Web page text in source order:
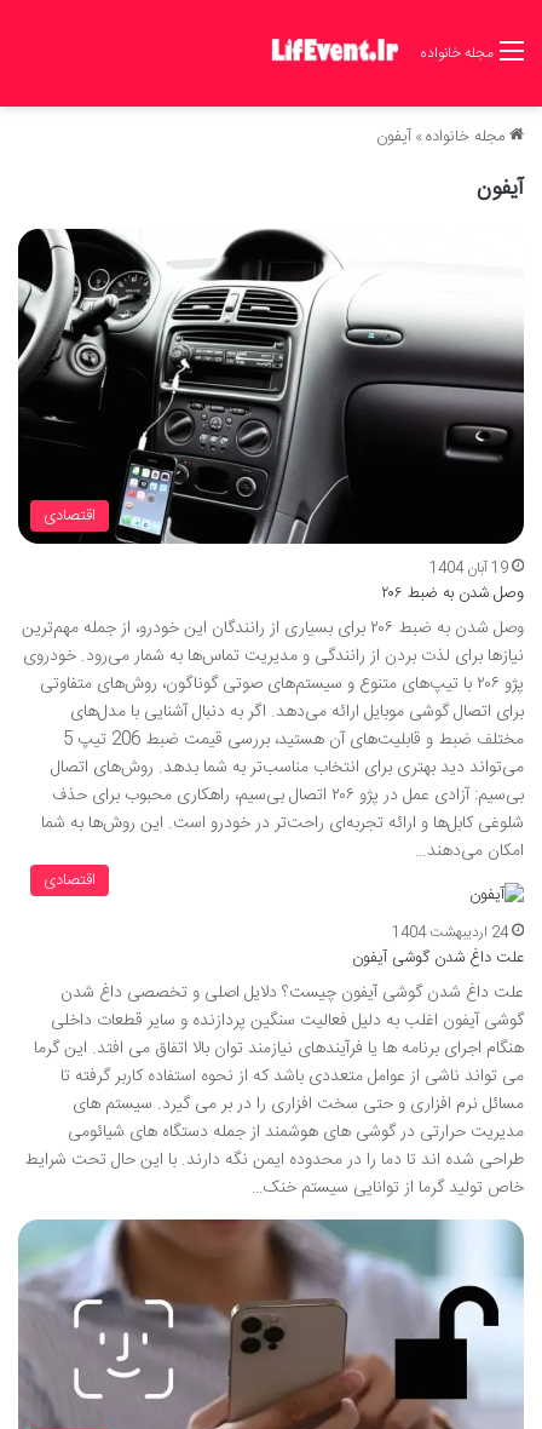
مجله خانواده
مجله خانواده»آیفون
آیفون
اقتصادی
19 آبان 1404
وصل شدن به ضبط ۲۰۶
وصل شدن به ضبط ۲۰۶ برای بسیاری از رانندگان این خودرو، از جمله مهم‌ترین
نیازها برای لذت بردن از رانندگی و مدیریت تماس‌ها به شمار می‌رود. خودروی
پژو ۲۰۶ با تیپ‌های متنوع و سیستم‌های صوتی گوناگون، روش‌های متفاوتی
برای اتصال گوشی موبایل ارائه می‌دهد. اگر به دنبال آشنایی با مدل‌های
مختلف ضبط و قابلیت‌های آن هستید، بررسی قیمت ضبط 206 تیپ 5
می‌تواند دید بهتری برای انتخاب مناسب‌تر به شما بدهد. روش‌های اتصال
بی‌سیم: آزادی عمل در پژو ۲۰۶ اتصال بی‌سیم، راهکاری محبوب برای حذف
شلوغی کابل‌ها و ارائه تجربه‌ای راحت‌تر در خودرو است. این روش‌ها به شما
امکان می‌دهند…
اقتصادی
24 اردیبهشت 1404
علت داغ شدن گوشی آیفون
علت داغ شدن گوشی آیفون چیست؟ دلایل اصلی و تخصصی داغ شدن
گوشی آیفون اغلب به دلیل فعالیت سنگین پردازنده و سایر قطعات داخلی
هنگام اجرای برنامه ها یا فرآیندهای نیازمند توان بالا اتفاق می افتد. این گرما
می تواند ناشی از عوامل متعددی باشد که از نحوه استفاده کاربر گرفته تا
مسائل نرم افزاری و حتی سخت افزاری را در بر می گیرد. سیستم های
مدیریت حرارتی در گوشی های هوشمند از جمله دستگاه های شیائومی
طراحی شده اند تا دما را در محدوده ایمن نگه دارند. با این حال تحت شرایط
خاص تولید گرما از توانایی سیستم خنک…